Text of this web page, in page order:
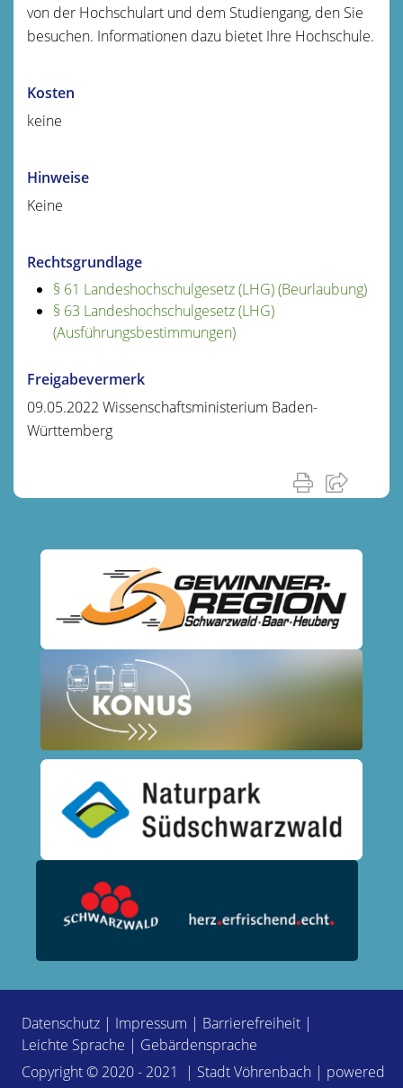
von der Hochschulart und dem Studiengang, den Sie
besuchen. Informationen dazu bietet Ihre Hochschule.
Kosten
keine
Hinweise
Keine
Rechtsgrundlage
§ 61 Landeshochschulgesetz (LHG) (Beurlaubung)
§ 63 Landeshochschulgesetz (LHG)
(Ausführungsbestimmungen)
Freigabevermerk
09.05.2022 Wissenschaftsministerium Baden-
Württemberg
Datenschutz | Impressum | Barrierefreiheit |
Leichte Sprache | Gebärdensprache
Copyright © 2020 - 2021 | Stadt Vöhrenbach | powered